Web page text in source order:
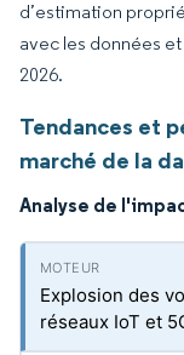
d’estimation
avec les données
2026.
Tendances et
marché de la
Analyse de
Explosion des
réseaux IoT et